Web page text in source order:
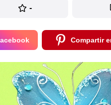
-
Compartir